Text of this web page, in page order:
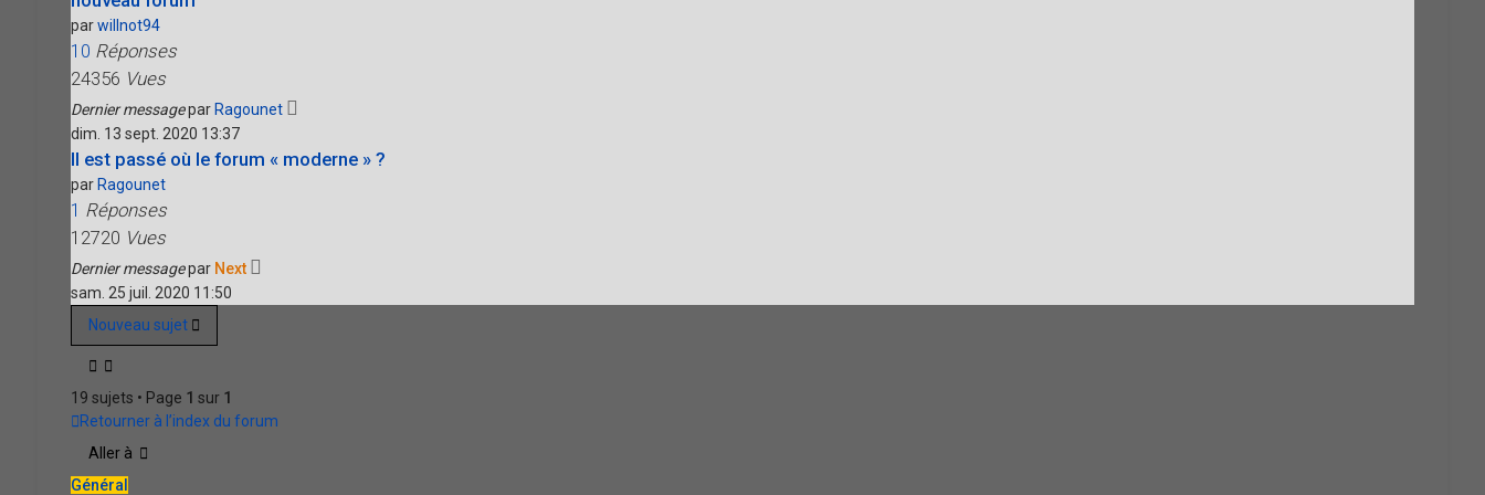
parwillnot94
10 Réponses
24356 Vues
Dernier messagepar Ragounet
dim. 13 sept. 2020 13:37
Il est passé où le forum « moderne » ?
par Ragounet
1 Réponses
12720 Vues
Dernier messagepar Next
sam. 25 juil. 2020 11:50
Nouveau sujet
19 sujets • Page 1 sur 1
Retourner à l’index du forum
Aller à
Général